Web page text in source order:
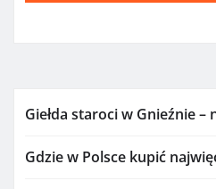
Giełda staroci w Gnieźnie –
Gdzie w Polsce kupić